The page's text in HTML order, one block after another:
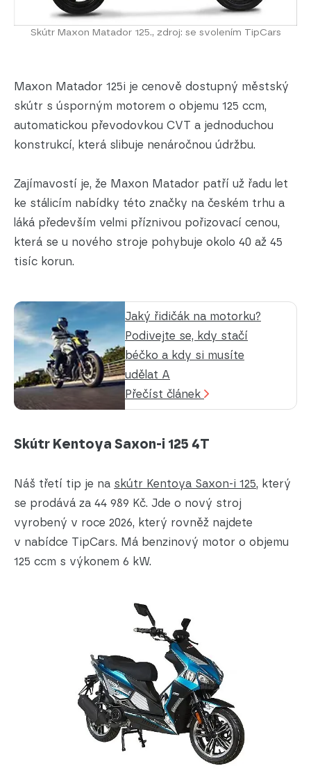
Skútr Maxon Matador 125., zdroj: se svolením TipCars
Maxon Matador 125i je cenově dostupný městský
skútr s úsporným motorem o objemu 125 ccm,
automatickou převodovkou CVT a jednoduchou
konstrukcí, která slibuje nenáročnou údržbu.
Zajímavostí je, že Maxon Matador patří už řadu let
ke stálicím nabídky této značky na českém trhu a
láká především velmi příznivou pořizovací cenou,
která se u nového stroje pohybuje okolo 40 až 45
tisíc korun.
Jaký řidičák na motorku?
Podivejte se, kdy stačí
béčko a kdy si musíte
udělat A
Přečíst článek
Skútr Kentoya Saxon-i 125 4T
Náš třetí tip je na skútr Kentoya Saxon-i 125, který
se prodává za 44 989 Kč. Jde o nový stroj
vyrobený v roce 2026, který rovněž najdete
v nabídce TipCars. Má benzinový motor o objemu
125 ccm s výkonem 6 kW.